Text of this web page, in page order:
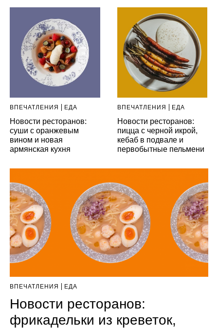
ВПЕЧАТЛЕНИЯ ЕДА
Новости ресторанов:
суши с оранжевым
вином и новая
армянская кухня
ВПЕЧАТЛЕНИЯ ЕДА
Новости ресторанов:
пицца с черной икрой,
кебаб в подвале и
первобытные пельмени
ВПЕЧАТЛЕНИЯ ЕДА
Новости ресторанов:
фрикадельки из креветок,